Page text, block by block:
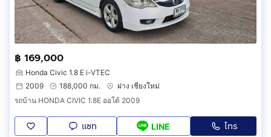
฿ 169,000
Honda Civic 1.8 E i-VTEC
2009
188,000 กม.
ฝาง เชียงใหม่
รถบ้าน HONDA CIVIC 1.8E ออโต้ 2009
แชท LINE โทร